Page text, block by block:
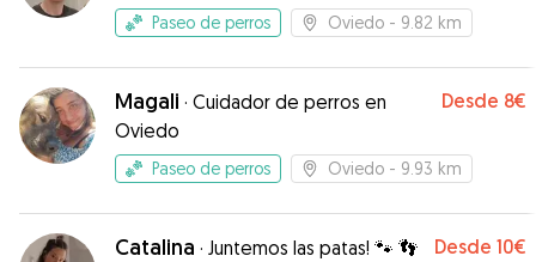
Paseo de perros Oviedo - 9.82 km
Magali · Cuidador de perros en
Oviedo
Desde 8€
Paseo de perros Oviedo - 9.93 km
Catalina · Juntemos las patas! 🐾 👣 Desde 10€